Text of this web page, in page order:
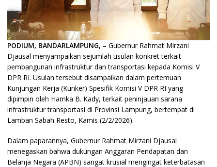
PODIUM, BANDARLAMPUNG, – Gubernur Rahmat Mirzani
Djausal menyampaikan sejumlah usulan konkret terkait
pembangunan infrastruktur dan transportasi kepada Komisi V
DPR RI. Usulan tersebut disampaikan dalam pertemuan
Kunjungan Kerja (Kunker) Spesifik Komisi V DPR RI yang
dipimpin oleh Hamka B. Kady, terkait peninjauan sarana
infrastruktur transportasi di Provinsi Lampung, bertempat di
Lamban Sabah Resto, Kamis (2/2/2026).
​Dalam paparannya, Gubernur Rahmat Mirzani Djausal
menegaskan bahwa dukungan Anggaran Pendapatan dan
Belanja Negara (APBN) sangat krusial mengingat keterbatasan